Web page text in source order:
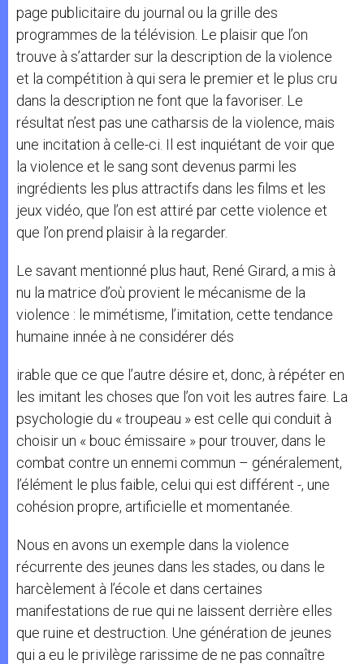
page publicitaire du journal ou la grille des
programmes de la télévision. Le plaisir que l’on
trouve à s’attarder sur la description de la violence
et la compétition à qui sera le premier et le plus cru
dans la description ne font que la favoriser. Le
résultat n’est pas une catharsis de la violence, mais
une incitation à celle-ci. Il est inquiétant de voir que
la violence et le sang sont devenus parmi les
ingrédients les plus attractifs dans les films et les
jeux vidéo, que l’on est attiré par cette violence et
que l’on prend plaisir à la regarder.
Le savant mentionné plus haut, René Girard, a mis à
nu la matrice d’où provient le mécanisme de la
violence : le mimétisme, l’imitation, cette tendance
humaine innée à ne considérer dés
irable que ce que l’autre désire et, donc, à répéter en
les imitant les choses que l’on voit les autres faire. La
psychologie du « troupeau » est celle qui conduit à
choisir un « bouc émissaire » pour trouver, dans le
combat contre un ennemi commun – généralement,
l’élément le plus faible, celui qui est différent -, une
cohésion propre, artificielle et momentanée.
Nous en avons un exemple dans la violence
récurrente des jeunes dans les stades, ou dans le
harcèlement à l’école et dans certaines
manifestations de rue qui ne laissent derrière elles
que ruine et destruction. Une génération de jeunes
qui a eu le privilège rarissime de ne pas connaître